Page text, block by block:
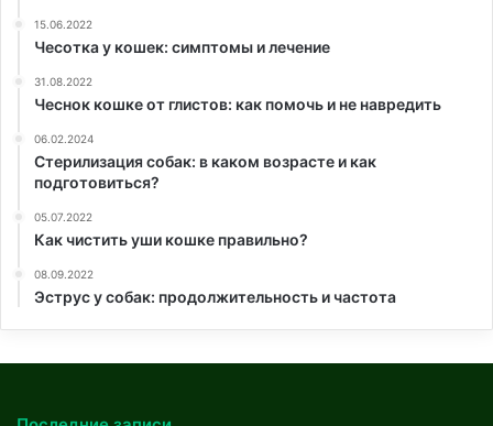
15.06.2022
Чесотка у кошек: симптомы и лечение
31.08.2022
Чеснок кошке от глистов: как помочь и не навредить
06.02.2024
Стерилизация собак: в каком возрасте и как
подготовиться?
05.07.2022
Как чистить уши кошке правильно?
08.09.2022
Эструс у собак: продолжительность и частота